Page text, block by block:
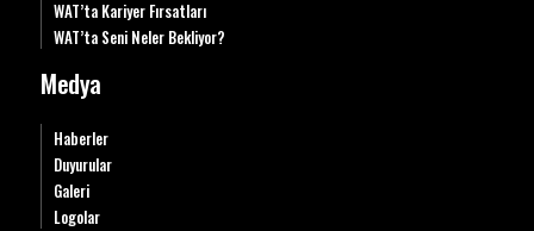
WAT’ta Kariyer Fırsatları
WAT’ta Seni Neler Bekliyor?
Medya
Haberler
Duyurular
Galeri
Logolar